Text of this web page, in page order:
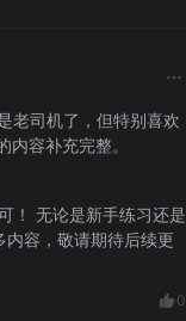
老司机了，但特别喜欢
容补充完整。
！ 无论是新手练习还是
内容，敬请期待后续更
0